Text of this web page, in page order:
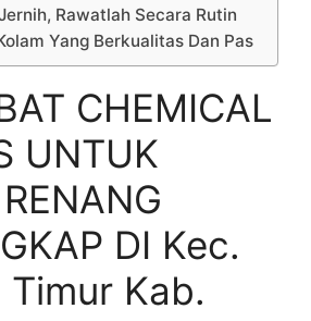
Rawatlah Secara Rutin
Yang Berkualitas Dan Pas
CHEMICAL
UNTUK
DI Kec.
Timur Kab.